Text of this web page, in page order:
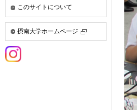
このサイトについて
摂南大学ホームページ